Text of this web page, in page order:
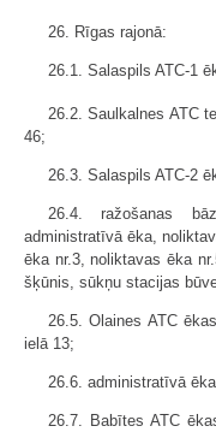
26. Rīgas rajonā:
26.1. Salaspils ATC-1
26.2. Saulkalnes ATC
46;
26.3. Salaspils ATC-2
26.4. ražošanas
administratīvā ēka,
ēka nr.3, noliktavas ēka
šķūnis, sūkņu stacijas
26.5. Olaines ATC
ielā 13;
26.6. administratīvā
26.7. Babītes ATC